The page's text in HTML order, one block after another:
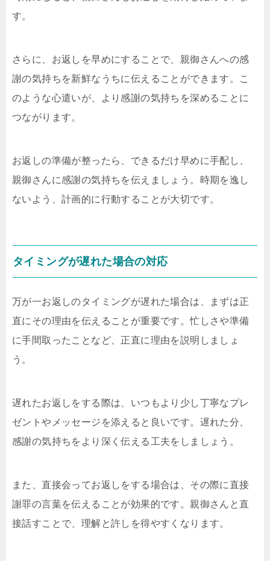
す。
さらに、お返しを早めにすることで、親御さんへの感
謝の気持ちを新鮮なうちに伝えることができます。こ
のような心遣いが、より感謝の気持ちを深めることに
つながります。
お返しの準備が整ったら、できるだけ早めに手配し、
親御さんに感謝の気持ちを伝えましょう。時期を逸し
ないよう、計画的に行動することが大切です。
タイミングが遅れた場合の対応
万が一お返しのタイミングが遅れた場合は、まずは正
直にその理由を伝えることが重要です。忙しさや準備
に手間取ったことなど、正直に理由を説明しましょ
う。
遅れたお返しをする際は、いつもより少し丁寧なプレ
ゼントやメッセージを添えると良いです。遅れた分、
感謝の気持ちをより深く伝える工夫をしましょう。
また、直接会ってお返しをする場合は、その際に直接
謝罪の言葉を伝えることが効果的です。親御さんと直
接話すことで、理解と許しを得やすくなります。